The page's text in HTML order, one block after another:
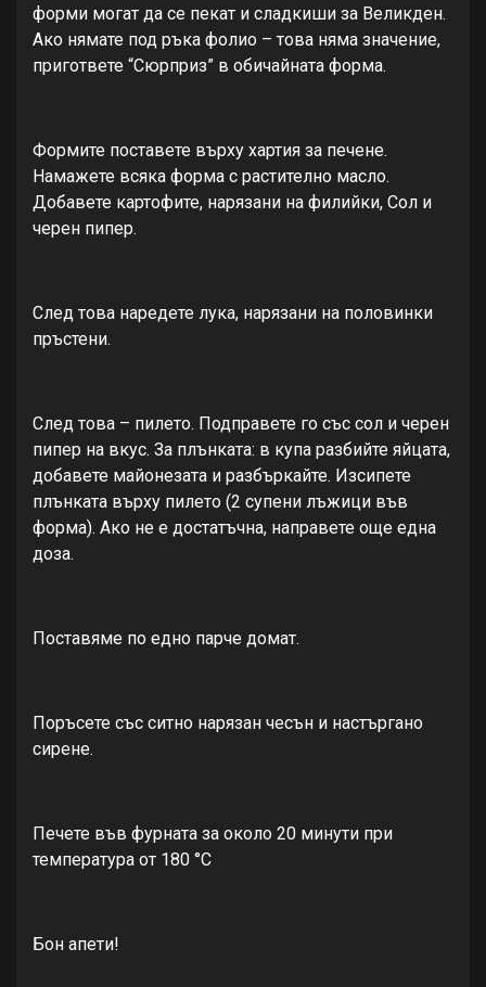
форми могат да се пекат и сладкиши за Великден.
Ако нямате под ръка фолио – това няма значение,
пригответе “Сюрприз” в обичайната форма.
Формите поставете върху хартия за печене.
Намажете всяка форма с растително масло.
Добавете картофите, нарязани на филийки, Сол и
черен пипер.
След това наредете лука, нарязани на половинки
пръстени.
След това – пилето. Подправете го със сол и черен
пипер на вкус. За плънката: в купа разбийте яйцата,
добавете майонезата и разбъркайте. Изсипете
плънката върху пилето (2 супени лъжици във
форма). Ако не е достатъчна, направете още една
доза.
Поставяме по едно парче домат.
Поръсете със ситно нарязан чесън и настъргано
сирене.
Печете във фурната за около 20 минути при
температура от 180 °С
Бон апети!